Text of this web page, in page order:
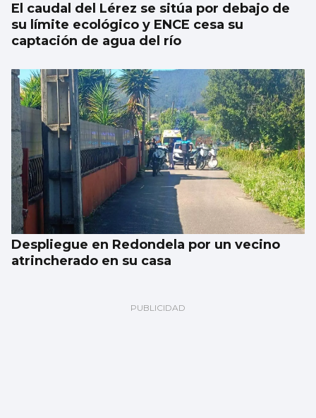
El caudal del Lérez se sitúa por debajo de
su límite ecológico y ENCE cesa su
captación de agua del río
Despliegue en Redondela por un vecino
atrincherado en su casa